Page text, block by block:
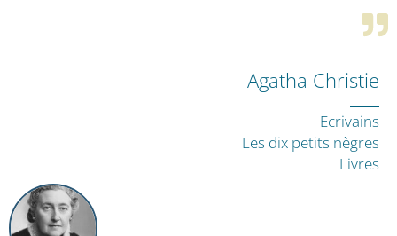
Agatha Christie
Ecrivains
Les dix petits nègres
Livres